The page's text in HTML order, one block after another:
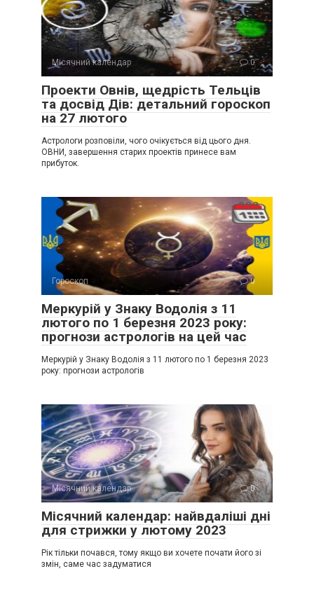
Місячний календар 0
Проекти Овнів, щедрість Тельців
та досвід Дів: детальний гороскоп
на 27 лютого
Астрологи розповіли, чого очікується від цього дня.
ОВНИ, завершення старих проектів принесе вам
прибуток.
Гороскоп 0
Меркурій у Знаку Водолія з 11
лютого по 1 березня 2023 року:
прогнози астрологів на цей час
Меркурій у Знаку Водолія з 11 лютого по 1 березня 2023
року: прогнози астрологів
Місячний календар 0
Місячний календар: найвдаліші дні
для стрижки у лютому 2023
Рік тільки почався, тому якщо ви хочете почати його зі
змін, саме час задуматися